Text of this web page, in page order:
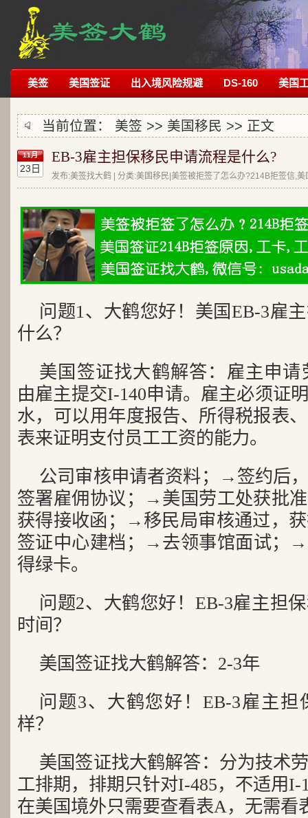
美签 美国签证 出入境风险规避 DS-160 美国
当前位置： 美签 >> 美国移民 >> 正文
11月
23日
EB-3雇主担保移民申请流程是什么?
发布:美签找大鹤 | 分类:美国移民|美签被拒签了怎么办?214B拒签信,
问题1、大鹤您好！美国EB-3雇
什么？
美国签证找大鹤解答：雇主申请
由雇主提交I-140申请。雇主必须证
水，可以用年度报告、所得税报表
表来证明支付员工工资的能力。
公司审核申请者资料；→签约后
签署雇佣协议；→美国劳工处获批
获得接收函；→移民局审核通过，
签证中心建档；→去领事馆面试；
得绿卡。
问题2、大鹤您好！EB-3雇主担
时间？
美国签证找大鹤解答：2-3年
问题3、大鹤您好！EB-3雇主
样？
美国签证找大鹤解答：分为技术
工排期，排期只针对I-485，不适用I-
在美国境外只需要查看表A，无需看